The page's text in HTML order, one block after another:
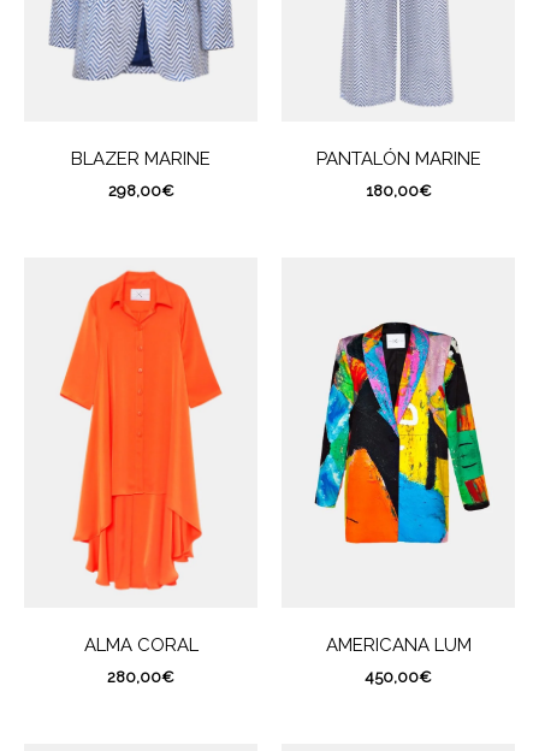
BLAZER MARINE
298,00€
PANTALÓN MARINE
180,00€
ALMA CORAL
280,00€
AMERICANA LUM
450,00€